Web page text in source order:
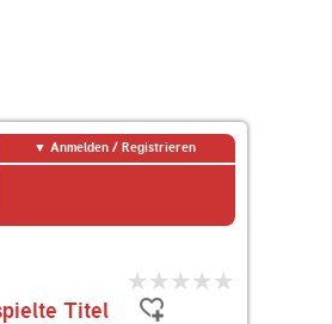
Anmelden / Registrieren
Titel